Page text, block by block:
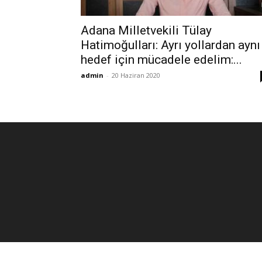
Adana Milletvekili Tülay
Hatimoğulları: Ayrı yollardan aynı
hedef için mücadele edelim:...
admin - 20 Haziran 2020